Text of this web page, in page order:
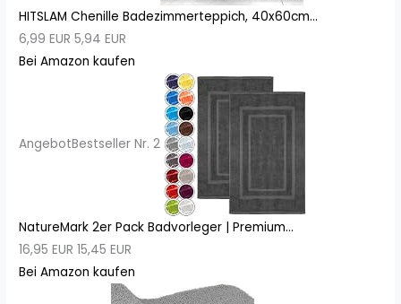
HITSLAM Chenille Badezimmerteppich, 40x60cm...
6,99 EUR 5,94 EUR
Bei Amazon kaufen
AngebotBestseller Nr. 2
NatureMark 2er Pack Badvorleger | Premium...
16,95 EUR 15,45 EUR
Bei Amazon kaufen